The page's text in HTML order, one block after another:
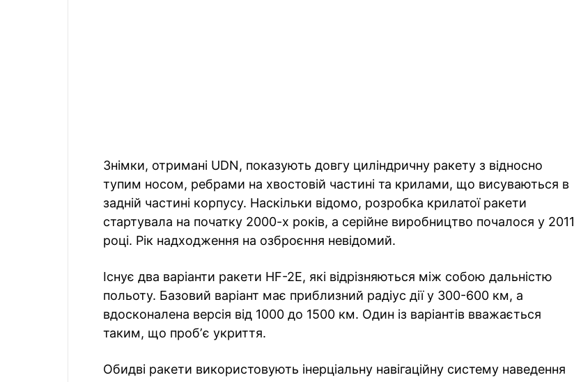
Знімки, отримані UDN, показують довгу циліндричну ракету з відносно
тупим носом, ребрами на хвостовій частині та крилами, що висуваються в
задній частині корпусу. Наскільки відомо, розробка крилатої ракети
стартувала на початку 2000-х років, а серійне виробництво почалося у 2011
році. Рік надходження на озброєння невідомий.
Існує два варіанти ракети HF-2E, які відрізняються між собою дальністю
польоту. Базовий варіант має приблизний радіус дії у 300-600 км, а
вдосконалена версія від 1000 до 1500 км. Один із варіантів вважається
таким, що пробʼє укриття.
Обидві ракети використовують інерціальну навігаційну систему наведення